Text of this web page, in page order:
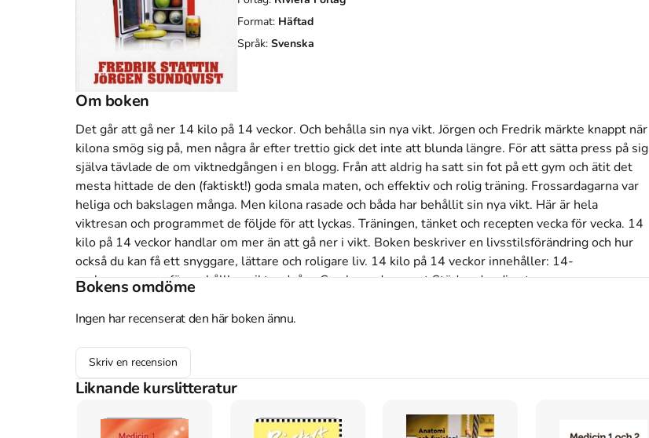
Format: Häftad
Språk: Svenska
Om boken
Det går att gå ner 14 kilo på 14 veckor. Och behålla sin nya vikt. Jörgen och Fredrik märkte knappt när
kilona smög sig på, men några år efter trettio gick det inte att blunda längre. För att sätta press på sig
själva tävlade de om viktnedgången i en blogg. Från att aldrig ha satt sin fot på ett gym och ätit det
mesta hittade de den (faktiskt!) goda smala maten, och effektiv och rolig träning. Frossardagarna var
heliga och bakslagen många. Men kilona rasade och båda har behållit sin nya vikt. Här är hela
viktresan och programmet de följde för att lyckas. Träningen, tänket och recepten vecka för vecka. 14
kilo på 14 veckor handlar om mer än att gå ner i vikt. Boken beskriver en livsstilsförändring och hur
också du kan få ett snyggare, lättare och roligare liv. 14 kilo på 14 veckor innehåller: 14-
veckorsprogram för en hållbar viktnedgång Smala, goda recept Stöd under din stora
livsstilsförändring
I mars 2009 släpptes boken 14 kilo på 14 veckor : din guide till ett nytt vikt-liv
skriven avFredrik
Bokens omdöme
Ingen har recenserat den här boken ännu.
Skriv en recension
Liknande kurslitteratur